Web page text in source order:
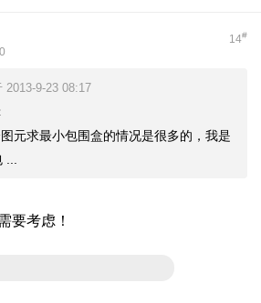
14#
2013-9-23 08:17
元求最小包围盒的情况是很多的，我是
...
要考虑！